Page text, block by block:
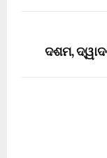
ଦଶମ,